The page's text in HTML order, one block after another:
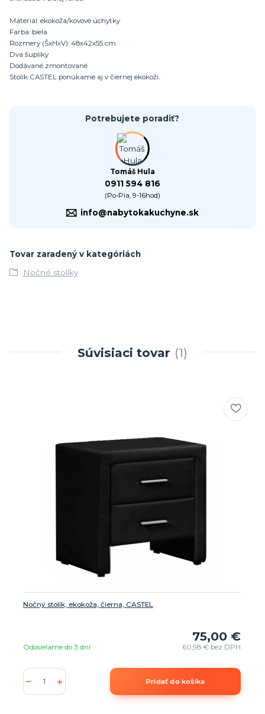
Materiál: ekokoža/kovové úchytky
Farba: biela
Rozmery (ŠxHxV): 48x42x55 cm
Dva šuplíky
Dodávané zmontované
Stolík CASTEL ponúkame aj v čiernej ekokoži.
Potrebujete poradiť?
Tomáš Hula
0911 594 816
(Po-Pia, 9-16hod)
info@nabytokakuchyne.sk
Tovar zaradený v kategóriách
Nočné stolíky
Súvisiaci tovar 1
Nočný stolík, ekokoža, čierna, CASTEL
75,00 €
60,98 € bez DPH
Odosielame do 3 dní
Pridať do košíka